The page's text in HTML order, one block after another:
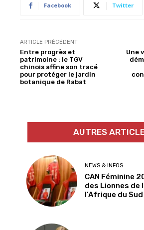
Facebook Twitter
ARTICLE PRÉCÉDENT
Entre progrès et
patrimoine : le TGV
chinois affine son tracé
pour protéger le jardin
botanique de Rabat
Une
AUTRES
NEWS & INFOS
CAN Féminine
des Lionnes de
l’Afrique du Sud